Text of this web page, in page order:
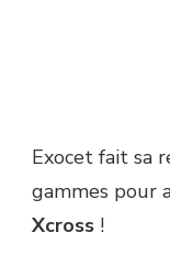
Exocet fait sa
gammes pour
Xcross !